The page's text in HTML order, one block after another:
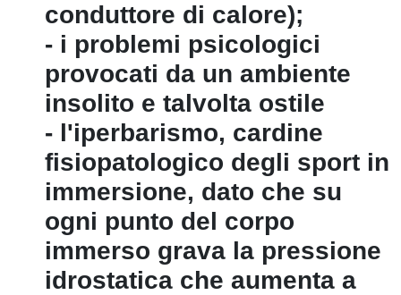
conduttore di calore);
- i problemi psicologici
provocati da un ambiente
insolito e talvolta ostile
- l'iperbarismo, cardine
fisiopatologico degli sport in
immersione, dato che su
ogni punto del corpo
immerso grava la pressione
idrostatica che aumenta a